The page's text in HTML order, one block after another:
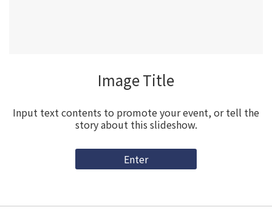
Image Title
Input text contents to promote your event, or tell the
story about this slideshow.
Enter